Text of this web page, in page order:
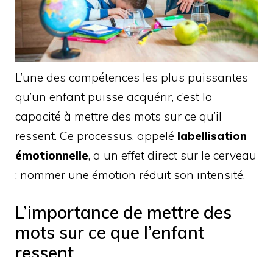
L’une des compétences les plus puissantes
qu’un enfant puisse acquérir, c’est la
capacité à mettre des mots sur ce qu’il
ressent. Ce processus, appelé labellisation
émotionnelle, a un effet direct sur le cerveau
: nommer une émotion réduit son intensité.
L’importance de mettre des
mots sur ce que l’enfant
ressent